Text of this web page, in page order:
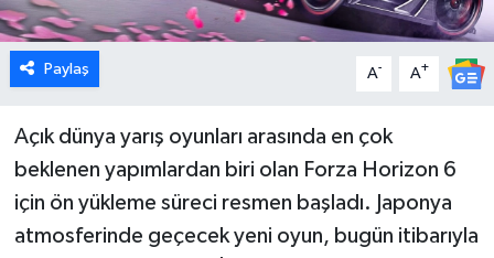
Paylaş A- A+
Açık dünya yarış oyunları arasında en çok
beklenen yapımlardan biri olan Forza Horizon 6
için ön yükleme süreci resmen başladı. Japonya
atmosferinde geçecek yeni oyun, bugün itibarıyla
Genel
İlçeler